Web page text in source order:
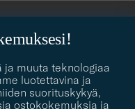
ja muuta teknologiaa
luotettavina ja
suorituskykyä,
ostokokemuksia ja
Me autamme sinua